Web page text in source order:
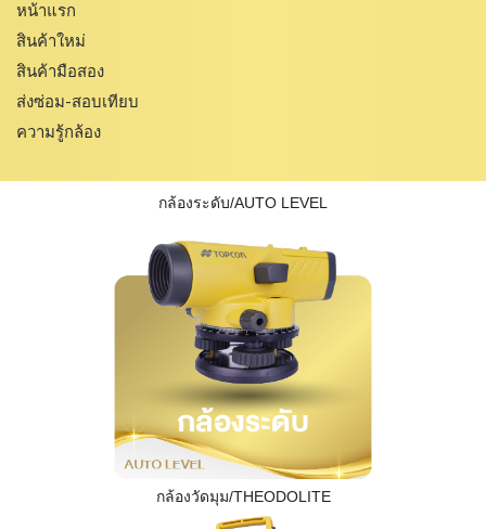
หน้าแรก
สินค้าใหม่
สินค้ามือสอง
ส่งซ่อม-สอบเทียบ
ความรู้กล้อง
กล้องระดับ/AUTO LEVEL
กล้องวัดมุม/THEODOLITE